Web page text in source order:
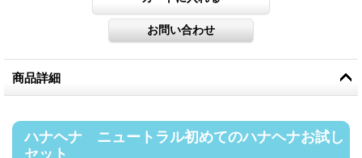
商品詳細
ハナヘナ ニュートラル初めてのハナヘナお試し
セット